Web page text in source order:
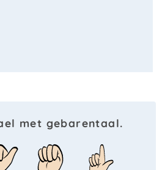
met gebarentaal.